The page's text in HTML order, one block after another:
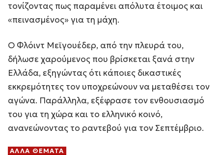
τονίζοντας πως παραμένει απόλυτα έτοιμος και
«πεινασμένος» για τη μάχη.
Ο Φλόιντ Μεϊγουέδερ, από την πλευρά του,
δήλωσε χαρούμενος που βρίσκεται ξανά στην
Ελλάδα, εξηγώντας ότι κάποιες δικαστικές
εκκρεμότητες τον υποχρεώνουν να μεταθέσει τον
αγώνα. Παράλληλα, εξέφρασε τον ενθουσιασμό
του για τη χώρα και το ελληνικό κοινό,
ανανεώνοντας το ραντεβού για τον Σεπτέμβριο.
ΑΛΛΑ ΘΕΜΑΤΑ